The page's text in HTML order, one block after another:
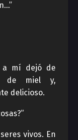
a mí dejó de
de miel y,
delicioso.
vivos. En